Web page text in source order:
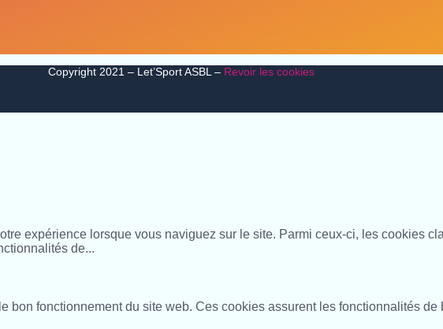
Copyright 2021 – Let’Sport ASBL – Revoir les cookies
expérience lorsque vous naviguez sur le site. Parmi ceux-ci, les cookies
de...
bon fonctionnement du site web. Ces cookies assurent les fonctionnalités